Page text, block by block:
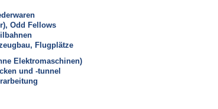
Odd Fellows
Flugplätze
Elektromaschinen)
und -tunnel